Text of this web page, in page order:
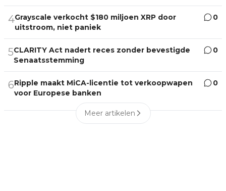
4Grayscale verkocht $180 miljoen XRP door
uitstroom, niet paniek
0
5CLARITY Act nadert reces zonder bevestigde
Senaatsstemming
0
6Ripple maakt MiCA-licentie tot verkoopwapen
voor Europese banken
0
Meer artikelen